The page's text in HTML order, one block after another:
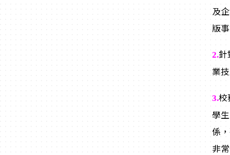
及
版
2.
業
3.校
學
係
非